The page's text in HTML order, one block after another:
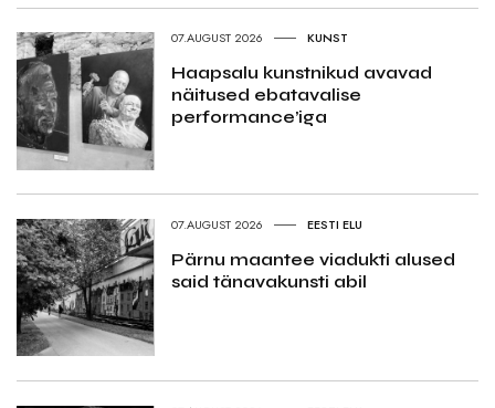
07.AUGUST 2026 KUNST
Haapsalu kunstnikud avavad
näitused ebatavalise
performance’iga
07.AUGUST 2026 EESTI ELU
Pärnu maantee viadukti alused
said tänavakunsti abil